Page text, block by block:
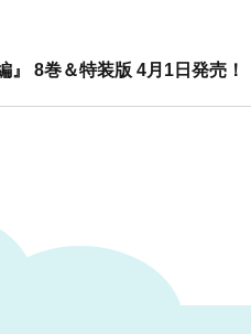
8巻＆特装版 4月1日発売！